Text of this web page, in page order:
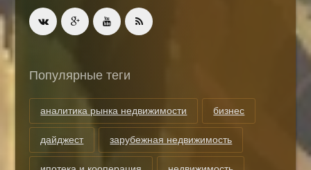
Популярные теги
аналитика рынка недвижимости бизнес
дайджест зарубежная недвижимость